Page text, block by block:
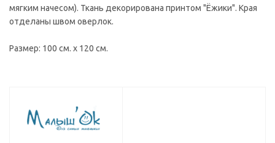
мягким начесом). Ткань декорирована принтом "Ёжики". Края
отделаны швом оверлок.
Размер: 100 см. х 120 см.